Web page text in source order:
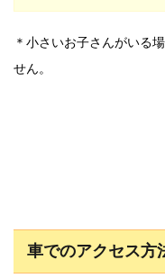
＊小さいお子さんがいる
せん。
車でのアクセス方